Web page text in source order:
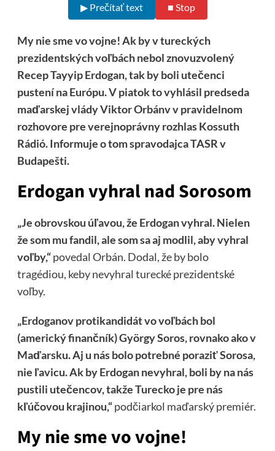
▶ Prečítať text ■ Stop
My nie sme vo vojne! Ak by v tureckých
prezidentských voľbách nebol znovuzvolený
Recep Tayyip Erdogan, tak by boli utečenci
pustení na Európu. V piatok to vyhlásil predseda
maďarskej vlády Viktor Orbánv v pravidelnom
rozhovore pre verejnoprávny rozhlas Kossuth
Rádió. Informuje o tom spravodajca TASR v
Budapešti.
Erdogan vyhral nad Sorosom
„Je obrovskou úľavou, že Erdogan vyhral. Nielen
že som mu fandil, ale som sa aj modlil, aby vyhral
voľby,“povedal Orbán. Dodal, že by bolo
tragédiou, keby nevyhral turecké prezidentské
voľby.
„Erdoganov protikandidát vo voľbách bol
(americký finančník) György Soros, rovnako ako v
Maďarsku. Aj u nás bolo potrebné poraziť Sorosa,
nie ľavicu. Ak by Erdogan nevyhral, boli by na nás
pustili utečencov, takže Turecko je pre nás
kľúčovou krajinou,“podčiarkol maďarský premiér.
My nie sme vo vojne!